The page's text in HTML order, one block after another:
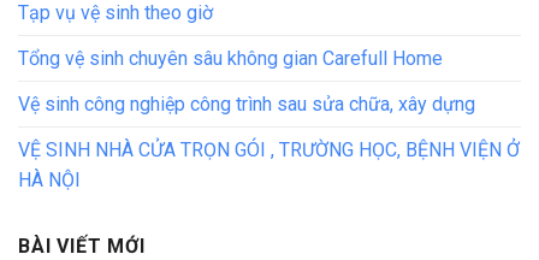
Tạp vụ vệ sinh theo giờ
Tổng vệ sinh chuyên sâu không gian Carefull Home
Vệ sinh công nghiệp công trình sau sửa chữa, xây dựng
VỆ SINH NHÀ CỬA TRỌN GÓI , TRƯỜNG HỌC, BỆNH VIỆN Ở
HÀ NỘI
BÀI VIẾT MỚI